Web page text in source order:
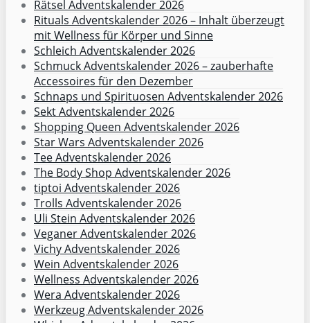
Rätsel Adventskalender 2026
Rituals Adventskalender 2026 – Inhalt überzeugt
mit Wellness für Körper und Sinne
Schleich Adventskalender 2026
Schmuck Adventskalender 2026 – zauberhafte
Accessoires für den Dezember
Schnaps und Spirituosen Adventskalender 2026
Sekt Adventskalender 2026
Shopping Queen Adventskalender 2026
Star Wars Adventskalender 2026
Tee Adventskalender 2026
The Body Shop Adventskalender 2026
tiptoi Adventskalender 2026
Trolls Adventskalender 2026
Uli Stein Adventskalender 2026
Veganer Adventskalender 2026
Vichy Adventskalender 2026
Wein Adventskalender 2026
Wellness Adventskalender 2026
Wera Adventskalender 2026
Werkzeug Adventskalender 2026